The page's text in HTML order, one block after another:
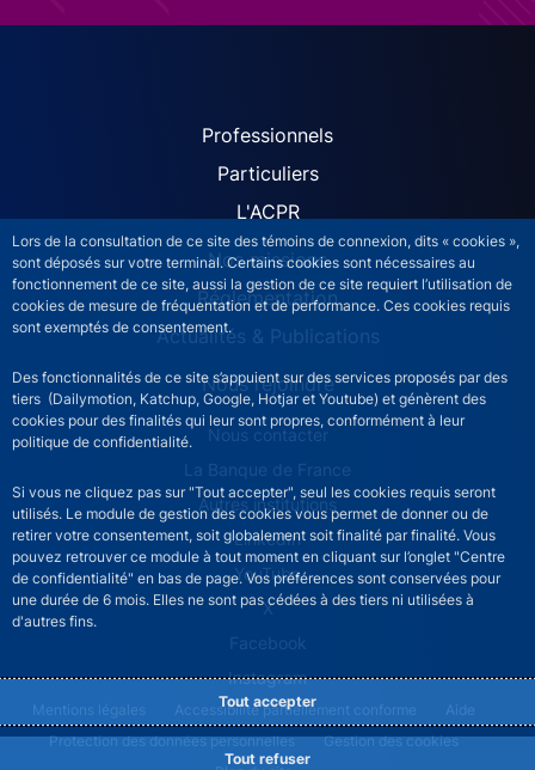
Lors de la consultation de ce site des témoins de connexion, dits « cookies »,
sont déposés sur votre terminal. Certains cookies sont nécessaires au
fonctionnement de ce site, aussi la gestion de ce site requiert l’utilisation de
cookies de mesure de fréquentation et de performance. Ces cookies requis
sont exemptés de consentement.
Des fonctionnalités de ce site s’appuient sur des services proposés par des
tiers (Dailymotion, Katchup, Google, Hotjar et Youtube) et génèrent des
cookies pour des finalités qui leur sont propres, conformément à leur
politique de confidentialité.
Si vous ne cliquez pas sur "Tout accepter", seul les cookies requis seront
utilisés. Le module de gestion des cookies vous permet de donner ou de
retirer votre consentement, soit globalement soit finalité par finalité. Vous
pouvez retrouver ce module à tout moment en cliquant sur l’onglet "Centre
de confidentialité" en bas de page. Vos préférences sont conservées pour
une durée de 6 mois. Elles ne sont pas cédées à des tiers ni utilisées à
d'autres fins.
Tout accepter
Tout refuser
ACPR site navigation
Professionnels
Particuliers
L'ACPR
Nos missions
Réglementation
Actualités & Publications
Nous rejoindre
ACPR footer secondary menu (French)
Nous contacter
La Banque de France
Autres institutions
LinkedIn
YouTube
X
Facebook
Instagram
ACPR footer legal notice menu
Mentions légales Accessibilité partiellement conforme
Aide
Protection des données personnelles
Gestion des cookies